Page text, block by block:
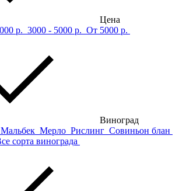
Цена
р. 3000 - 5000 р. От 5000 р.
Виноград
Мальбек Мерло Рислинг Совиньон блан
сорта винограда